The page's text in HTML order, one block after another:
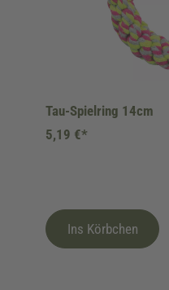
Tau-Spielring 14cm
5,19 €*
Ins Körbchen